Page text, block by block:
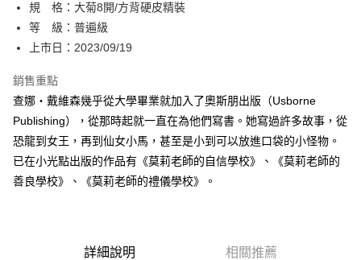
１．於結帳方式選擇「AFTEE先享後付」後，將跳轉至「AFTEE先享後付」
結帳頁面，進行簡訊認證並確認金額後，即可完成結帳。
２．訂單成立數日內，您將收到繳費通知簡訊。
３．收到繳費通知簡訊後14天內，點擊此簡訊中的連結，可透過四大超商／
※ 請注意：結帳手續完成當下不需立刻繳費，但若您需要取消訂單，請聯絡
購買商品的店家。未經商家同意取消之訂單仍視為有效，需透過AFTEE先享
後付繳納相關費用。
※ 交易是否成功請以「AFTEE先享後付 」之結帳頁面顯示為準，若有關於
是否繳費成功／繳費後需取消欲退款等相關疑問，請聯繫「AFTEE先享後付
【注意事項】
https://aftee.tw/terms/#terms3
付款後全家取貨
每筆NT$80，滿NT$500(含以上)免運費
每筆NT$80，滿NT$500(含以上)免運費
付款後萊爾富取貨
每筆NT$80，滿NT$500(含以上)免運費
7-11取貨付款
每筆NT$80，滿NT$500(含以上)免運費
規 格：大菊8開/方背硬皮精裝
等 級：普遍級
上市日：2023/09/19
銷售重點
查娜‧戴維森幾乎從大學畢業就加入了奧斯朋出版（Usborne
Publishing），從那時起就一直在為他們寫書。她寫過許多故事，從
恐龍到女王，再到仙女小馬，甚至是小到可以放進口袋的小怪物。
已在小光點出版的作品有《莫莉老師的自信學校》、《莫莉老師的
善良學校》、《莫莉老師的禮儀學校》。
詳細說明 相關推薦